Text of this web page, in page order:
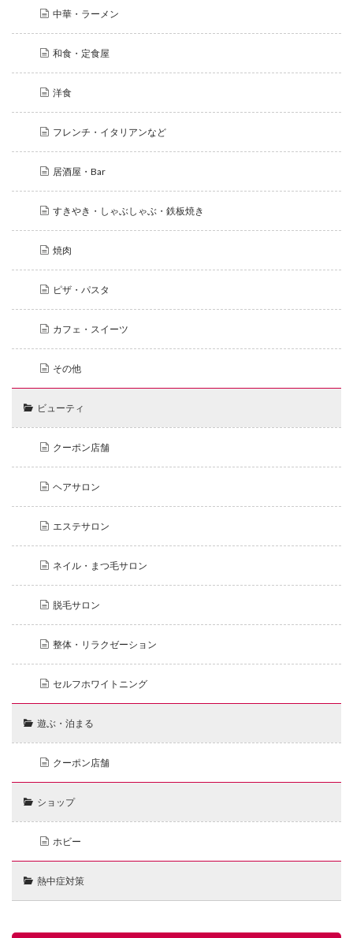
中華・ラーメン
和食・定食屋
洋食
フレンチ・イタリアンなど
居酒屋・Bar
すきやき・しゃぶしゃぶ・鉄板焼き
焼肉
ピザ・パスタ
カフェ・スイーツ
その他
ビューティ
クーポン店舗
ヘアサロン
エステサロン
ネイル・まつ毛サロン
脱毛サロン
整体・リラクゼーション
セルフホワイトニング
遊ぶ・泊まる
クーポン店舗
ショップ
ホビー
熱中症対策